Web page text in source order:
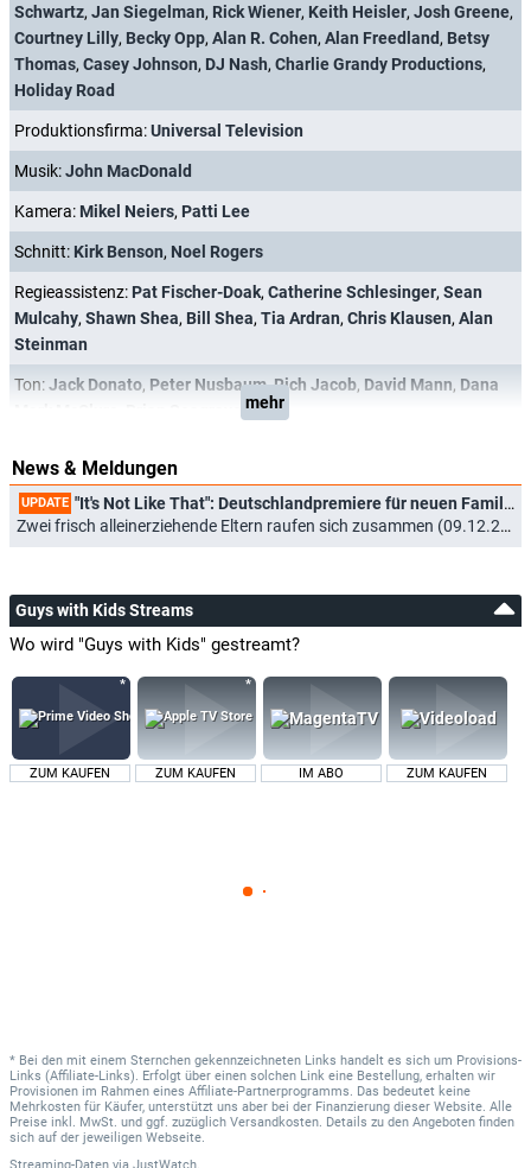
Schwartz, Jan Siegelman, Rick Wiener, Keith Heisler, Josh Greene,
Courtney Lilly, Becky Opp, Alan R. Cohen, Alan Freedland, Betsy
Thomas, Casey Johnson, DJ Nash, Charlie Grandy Productions,
Holiday Road
Produktionsfirma:Universal Television
Musik:John MacDonald
Kamera: Mikel Neiers, Patti Lee
Schnitt: Kirk Benson, Noel Rogers
Regieassistenz: Pat Fischer-Doak, Catherine Schlesinger, Sean
Mulcahy, Shawn Shea, Bill Shea, Tia Ardran, Chris Klausen, Alan
Steinman
Ton:Jack Donato, Peter Nusbaum,Rich Jacob, David Mann, Dana
mehr
News & Meldungen
UPDATE "It's Not Like That": Deutschlandpremiere für neuen Familienserie mit Scott Foley ("Scandal")
Zwei frisch alleinerziehende Eltern raufen sich zusammen (09.12.2025)
Guys with Kids Streams
Wo wird "Guys with Kids" gestreamt?
ZUM KAUFEN ZUM KAUFEN IM ABO ZUM KAUFEN
* Bei den mit einem Sternchen gekennzeichneten Links handelt es sich um Provisions-
Links (Affiliate-Links). Erfolgt über einen solchen Link eine Bestellung, erhalten wir
Provisionen im Rahmen eines Affiliate-Partnerprogramms. Das bedeutet keine
Mehrkosten für Käufer, unterstützt uns aber bei der Finanzierung dieser Website. Alle
Preise inkl. MwSt. und ggf. zuzüglich Versandkosten. Details zu den Angeboten finden
sich auf der jeweiligen Webseite.
Streaming-Daten via JustWatch.